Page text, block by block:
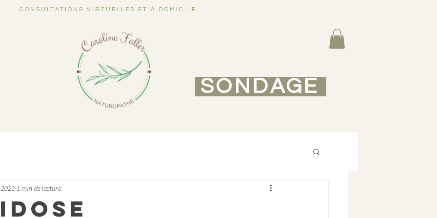
CONSULTATIONS VIRTUELLES ET À DOMICILE
SONDAGE
1 min de lecture